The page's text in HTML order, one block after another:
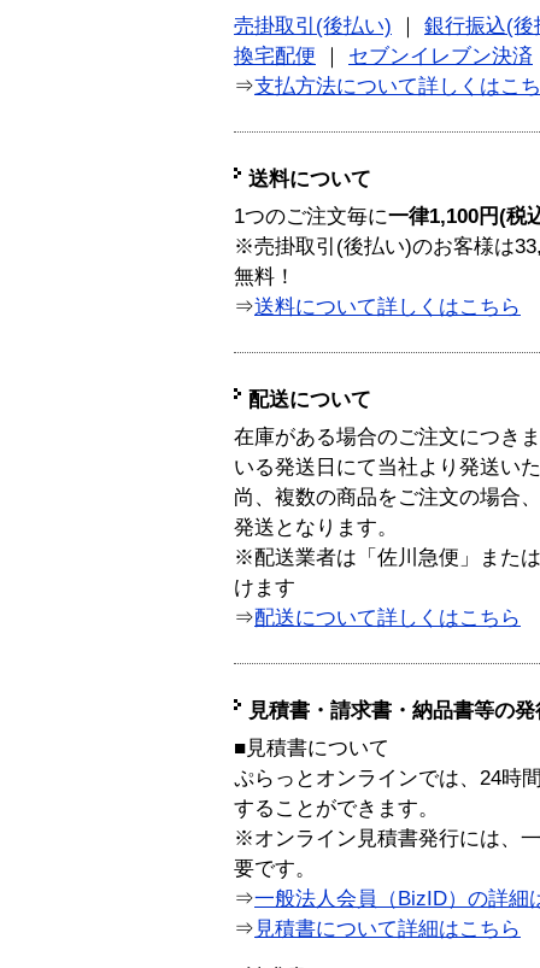
売掛取引(後払い)
銀行振込(後
換宅配便
セブンイレブン決済
⇒支払方法について詳しくはこ
送料について
1つのご注文毎に一律1,100円(税
※売掛取引(後払い)のお客様は
無料！
⇒送料について詳しくはこちら
配送について
在庫がある場合のご注文につき
いる発送日にて当社より発送い
尚、複数の商品をご注文の場合
発送となります。
※配送業者は「佐川急便」また
けます
⇒配送について詳しくはこちら
見積書・請求書・納品書等の
■見積書について
ぷらっとオンラインでは、24時
することができます。
※オンライン見積書発行には、
要です。
⇒一般法人会員（BizID）の詳細
⇒ 見積書について詳細はこちら